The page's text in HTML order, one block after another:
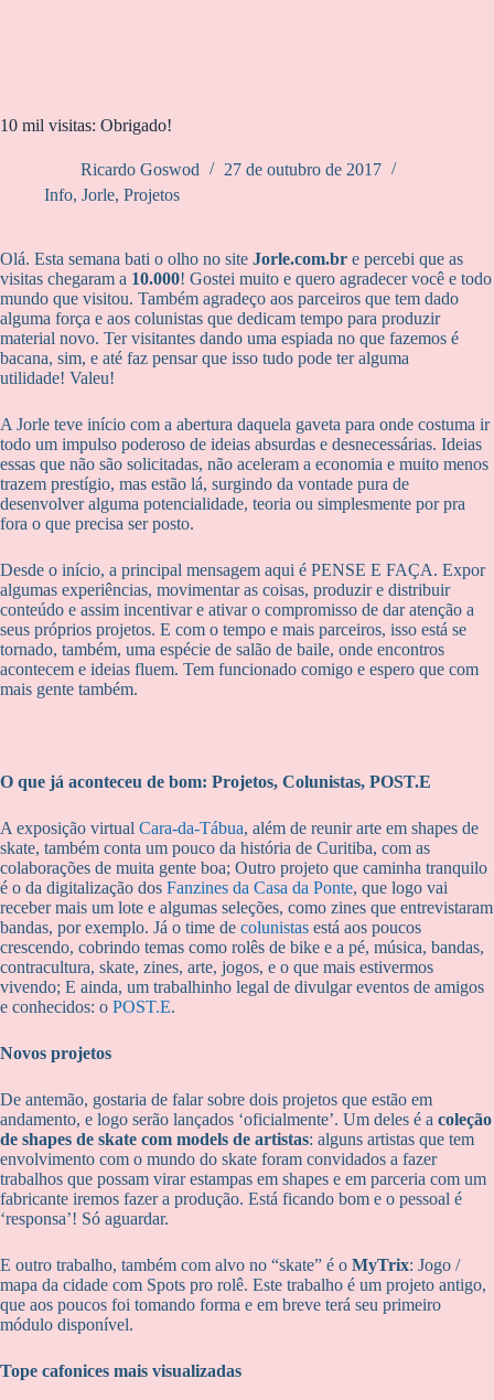
10 mil visitas: Obrigado!
Ricardo Goswod
27 de outubro de 2017
Info, Jorle, Projetos
Olá. Esta semana bati o olho no site Jorle.com.br e percebi que as
visitas chegaram a 10.000! Gostei muito e quero agradecer você e todo
mundo que visitou. Também agradeço aos parceiros que tem dado
alguma força e aos colunistas que dedicam tempo para produzir
material novo. Ter visitantes dando uma espiada no que fazemos é
bacana, sim, e até faz pensar que isso tudo pode ter alguma
utilidade! Valeu!
A Jorle teve início com a abertura daquela gaveta para onde costuma ir
todo um impulso poderoso de ideias absurdas e desnecessárias. Ideias
essas que não são solicitadas, não aceleram a economia e muito menos
trazem prestígio, mas estão lá, surgindo da vontade pura de
desenvolver alguma potencialidade, teoria ou simplesmente por pra
fora o que precisa ser posto.
Desde o início, a principal mensagem aqui é PENSE E FAÇA. Expor
algumas experiências, movimentar as coisas, produzir e distribuir
conteúdo e assim incentivar e ativar o compromisso de dar atenção a
seus próprios projetos. E com o tempo e mais parceiros, isso está se
tornado, também, uma espécie de salão de baile, onde encontros
acontecem e ideias fluem. Tem funcionado comigo e espero que com
mais gente também.
O que já aconteceu de bom: Projetos, Colunistas, POST.E
A exposição virtual Cara-da-Tábua, além de reunir arte em shapes de
skate, também conta um pouco da história de Curitiba, com as
colaborações de muita gente boa; Outro projeto que caminha tranquilo
é o da digitalização dos Fanzines da Casa da Ponte, que logo vai
receber mais um lote e algumas seleções, como zines que entrevistaram
bandas, por exemplo. Já o time de colunistas está aos poucos
crescendo, cobrindo temas como rolês de bike e a pé, música, bandas,
contracultura, skate, zines, arte, jogos, e o que mais estivermos
vivendo; E ainda, um trabalhinho legal de divulgar eventos de amigos
e conhecidos: o POST.E.
Novos projetos
De antemão, gostaria de falar sobre dois projetos que estão em
andamento, e logo serão lançados ‘oficialmente’. Um deles é a coleção
de shapes de skate com models de artistas: alguns artistas que tem
envolvimento com o mundo do skate foram convidados a fazer
trabalhos que possam virar estampas em shapes e em parceria com um
fabricante iremos fazer a produção. Está ficando bom e o pessoal é
‘responsa’! Só aguardar.
E outro trabalho, também com alvo no “skate” é o MyTrix: Jogo /
mapa da cidade com Spots pro rolê. Este trabalho é um projeto antigo,
que aos poucos foi tomando forma e em breve terá seu primeiro
módulo disponível.
Tope cafonices mais visualizadas